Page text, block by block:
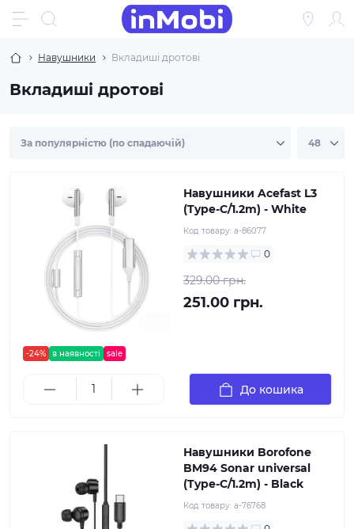
Навушники Вкладиші дротові
Вкладиші дротові
-24% в наявності sale
Навушники Acefast L3
(Type-C/1.2m) - White
Код товару: a-86077
0
329.00 грн.
251.00 грн.
До кошика
Навушники Borofone
BM94 Sonar universal
(Type-C/1.2m) - Black
Код товару: a-76768